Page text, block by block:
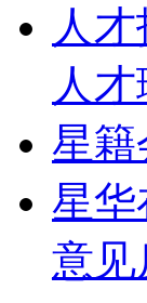
人
人
星籍
星华
意见